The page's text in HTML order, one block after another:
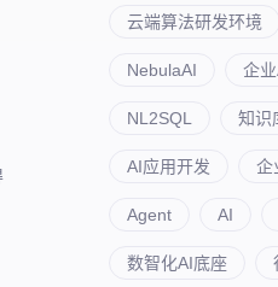
云端算法研发环境
NebulaAI 企
NL2SQL 知识
AI应用开发 企
Agent AI
数智化AI底座